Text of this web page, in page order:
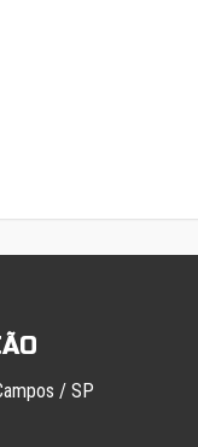
/ SP